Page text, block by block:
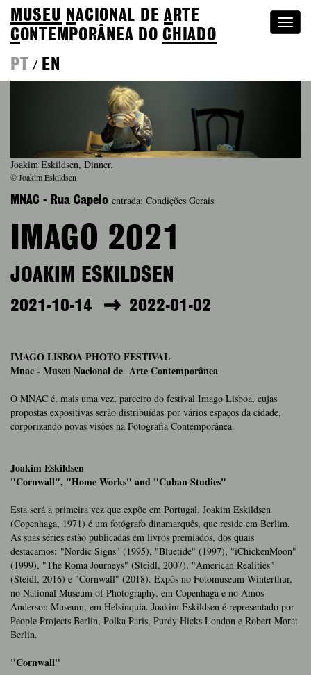
MUSEU NACIONAL DEA RTE
CONTEMPORÂNEA DOCHIADO
PT
/ EN
Joakim Eskildsen, Dinner.
© Joakim Eskildsen
MNAC - Rua Capelo entrada: Condições Gerais
IMAGO 2021
JOAKIM ESKILDSEN
2021-10-14 2022-01-02
IMAGO LISBOA PHOTO FESTIVAL
Mnac - Museu Nacional de Arte Contemporânea
O MNAC é, mais uma vez, parceiro do festival Imago Lisboa, cujas
propostas expositivas serão distribuídas por vários espaços da cidade,
corporizando novas visões na Fotografia Contemporânea.
Joakim Eskildsen
"Cornwall", "Home Works" and "Cuban Studies"
Esta será a primeira vez que expõe em Portugal. Joakim Eskildsen
(Copenhaga, 1971) é um fotógrafo dinamarquês, que reside em Berlim.
As suas séries estão publicadas em livros premiados, dos quais
destacamos: "Nordic Signs" (1995), "Bluetide" (1997), "iChickenMoon"
(1999), "The Roma Journeys" (Steidl, 2007), "American Realities"
(Steidl, 2016) e "Cornwall" (2018). Expôs no Fotomuseum Winterthur,
no National Museum of Photography, em Copenhaga e no Amos
Anderson Museum, em Helsínquia. Joakim Eskildsen é representado por
People Projects Berlin, Polka Paris, Purdy Hicks London e Robert Morat
Berlin.
"Cornwall"